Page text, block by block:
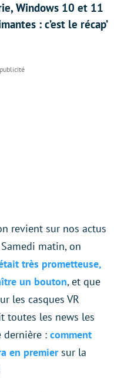
Windows 10 et 11
: c’est le récap’
revient sur nos actus
matin, on
très prometteuse,
un bouton, et que
les casques VR
toutes les news les
dernière : comment
en premiersur la